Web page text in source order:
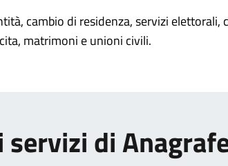
cambio di residenza, servizi elettorali,
matrimoni e unioni civili.
di